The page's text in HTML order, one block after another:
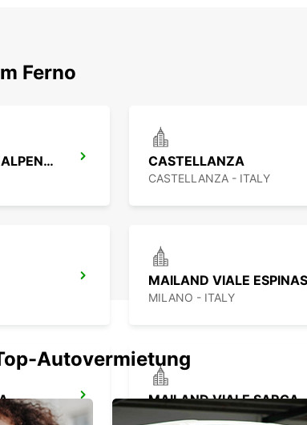
Ferno
FLUGHAFEN MAILAND-MALPENSA TERMINAL 2 CASTELLANZA
CASTELLANZA - ITALY
MAILAND VIALE
MILANO - ITALY
MAILAND VIALE SARCA
MILANO - ITALY
Autovermietung